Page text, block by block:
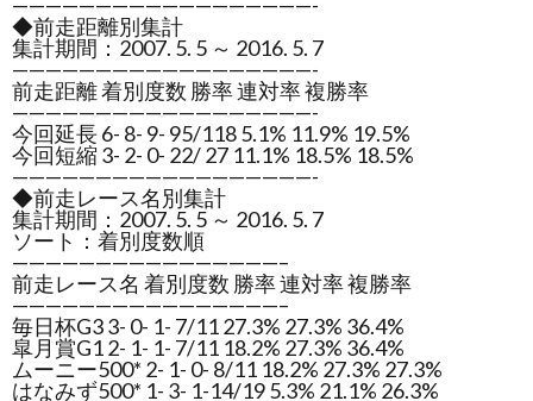
◆前走距離別集計
集計期間：2007. 5. 5 ～ 2016. 5. 7
——————————————————-
前走距離 着別度数 勝率 連対率 複勝率
——————————————————-
今回延長 6- 8- 9- 95/118 5.1% 11.9% 19.5%
今回短縮 3- 2- 0- 22/ 27 11.1% 18.5% 18.5%
——————————————————-
◆前走レース名別集計
集計期間：2007. 5. 5 ～ 2016. 5. 7
ソート：着別度数順
————————————————–
前走レース名 着別度数 勝率 連対率 複勝率
————————————————–
毎日杯G3 3- 0- 1- 7/11 27.3% 27.3% 36.4%
皐月賞G1 2- 1- 1- 7/11 18.2% 27.3% 36.4%
ムーニー500* 2- 1- 0- 8/11 18.2% 27.3% 27.3%
はなみず500* 1- 3- 1-14/19 5.3% 21.1% 26.3%